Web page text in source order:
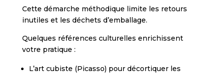
Cette démarche méthodique limite les retours
inutiles et les déchets d’emballage.
Quelques références culturelles enrichissent
votre pratique :
L’art cubiste (Picasso) pour décortiquer les